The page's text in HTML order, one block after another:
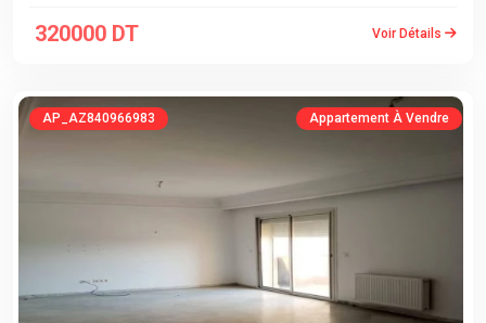
320000 DT Voir Détails
AP_AZ840966983 Appartement À Vendre